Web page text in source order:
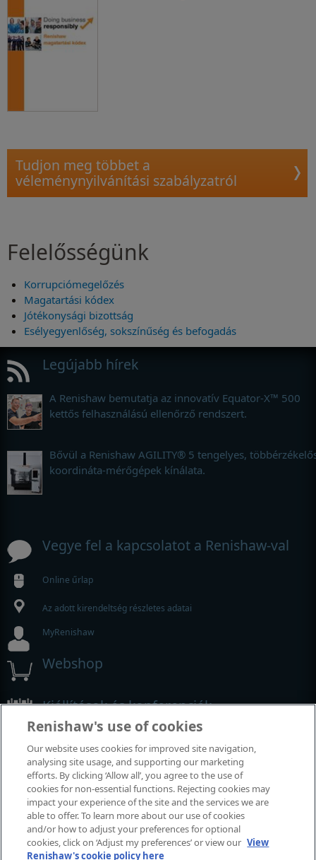
Tudjon meg többet a
véleménynyilvánítási szabályzatról
Felelősségünk
Korrupciómegelőzés
Magatartási kódex
Jótékonysági bizottság
Esélyegyenlőség, sokszínűség és befogadás
Legújabb hírek
A Renishaw bemutatja az innovatív Equator-X™ 500
kettős felhasználású ellenőrző rendszert.
Bővül a Renishaw AGILITY® 5 tengelyes,
koordináta-mérőgépek kínálata.
Vegye fel a kapcsolatot a Renishaw-val
Online űrlap
Az adott kirendeltség részletes adatai
MyRenishaw
Webshop
Kiállítások és konferenciák
Renishaw's use of cookies
Our website uses cookies for improved site navigation,
analysing site usage, and supporting our marketing
efforts. By clicking ‘Allow all’, you agree to the use of
cookies for non-essential functions. Rejecting cookies may
impact your experience of the site and the services we are
able to offer. To learn more about our use of cookies
and/or how to adjust your preferences for optional
cookies, click on ‘Adjust my preferences’ or view our View
Renishaw's cookie policy here